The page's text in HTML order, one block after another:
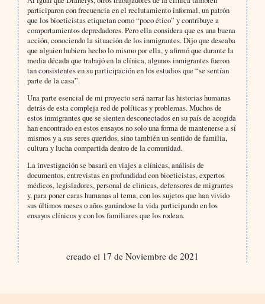
participaron con frecuencia en el reclutamiento informal, un patrón
que los bioeticistas etiquetan como “poco ético” y contribuye a
comportamientos depredadores. Pero ella considera que es una buena
acción, conociendo la situación de los inmigrantes. Dijo que deseaba
que alguien hubiera hecho lo mismo por ella, y afirmó que durante la
media década que trabajó en la clínica, algunos inmigrantes fueron
tan consistentes en su participación en los estudios que “se sentían
parte de la casa”.
Una parte esencial de mi proyecto será narrar las historias humanas
detrás de esta compleja red de políticas y problemas. Muchos de
estos inmigrantes que se sienten desconectados en su país de acogida
han encontrado en estos ensayos no solo una forma de mantenerse a sí
mismos y a sus seres queridos, sino también un sentido de familia,
cultura y lucha compartida dentro de la comunidad.
La investigación se basará en viajes a clínicas, análisis de
documentos, entrevistas en profundidad con bioeticistas, expertos
médicos, legisladores, personal de clínicas, defensores de migrantes
y, para poner caras humanas al tema, con los sujetos que han vivido
sus últimos meses o años ganándose la vida participando en los
ensayos clínicos y con los familiares que los rodean.
creado el 17 de Noviembre de 2021